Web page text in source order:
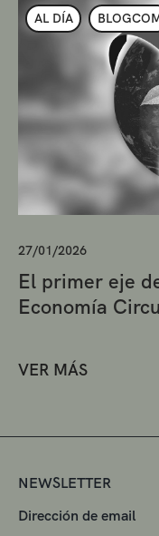
AL DÍA
27/01/2026
El primer eje
Economía
VER MÁS
NEWSLETTER